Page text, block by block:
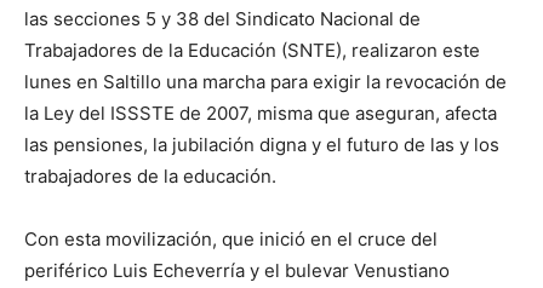
las secciones 5 y 38 del Sindicato Nacional de
Trabajadores de la Educación (SNTE), realizaron este
lunes en Saltillo una marcha para exigir la revocación de
la Ley del ISSSTE de 2007, misma que aseguran, afecta
las pensiones, la jubilación digna y el futuro de las y los
trabajadores de la educación.
Con esta movilización, que inició en el cruce del
periférico Luis Echeverría y el bulevar Venustiano